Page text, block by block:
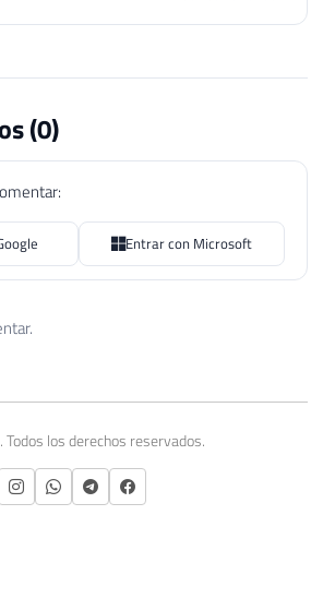
(0)
Entrar con Microsoft
los derechos reservados.